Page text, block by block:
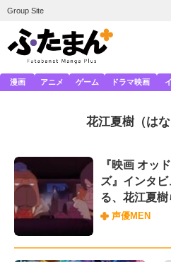
Group Site
漫画 アニメ ゲーム ドラマ映画
花江夏樹 （は
『映画 オッ
ズ』インタ
る、花江夏樹
声優MEN